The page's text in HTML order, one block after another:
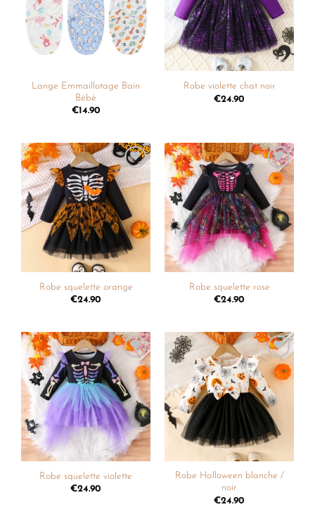
souhaits
Lange Emmaillotage Bain
Bébé
€14.90
souhaits
Robe violette chat noir
€24.90
Ajouter
à la
liste de
souhaits
Robe squelette orange
€24.90
Ajouter
à la
liste de
souhaits
Robe squelette rose
€24.90
Ajouter
à la
liste de
souhaits
Robe squelette violette
€24.90
Ajouter
à la
liste de
souhaits
Robe Halloween blanche /
noir
€24.90